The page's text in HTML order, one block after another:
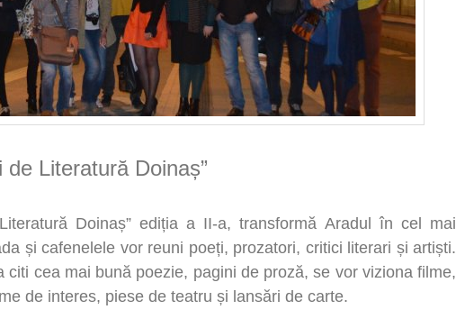
Literatură Doinaș”
Doinaș” ediția a II-a, transformă Aradul în cel mai
și cafenelele vor reuni poeți, prozatori, critici literari și artiști.
citi cea mai bună poezie, pagini de proză, se vor viziona filme,
de interes, piese de teatru și lansări de carte.